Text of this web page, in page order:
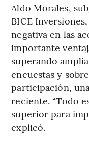
Aldo Morales,
BICE
negativa en las
importante
superando
encuestas y
participación,
reciente. “Todo
superior para
explicó.